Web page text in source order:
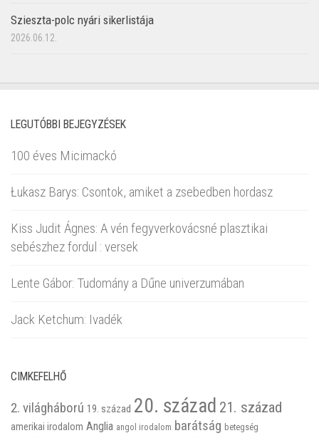
Szieszta-polc nyári sikerlistája
2026.06.12.
LEGUTÓBBI BEJEGYZÉSEK
100 éves Micimackó
Łukasz Barys: Csontok, amiket a zsebedben hordasz
Kiss Judit Ágnes: A vén fegyverkovácsné plasztikai
sebészhez fordul : versek
Lente Gábor: Tudomány a Dűne univerzumában
Jack Ketchum: Ivadék
CIMKEFELHŐ
2. világháború 19. század 20. század 21. század
amerikai irodalom Anglia angol irodalom barátság betegség